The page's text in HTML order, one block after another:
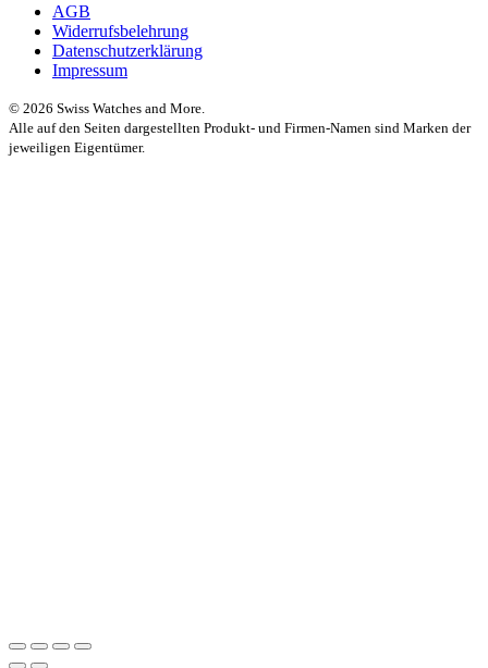
AGB
Widerrufsbelehrung
Datenschutzerklärung
Impressum
© 2026 Swiss Watches and More.
Alle auf den Seiten dargestellten Produkt- und Firmen-Namen sind Marken der
jeweiligen Eigentümer.